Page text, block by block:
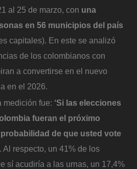
al 25 de marzo, con una
en 56 municipios del país
capitales). En este se analizó
de los colombianos con
a convertirse en el nuevo
en el 2026.
medición fue: ‘Si las elecciones
fueran el próximo
de que usted vote
. Al respecto, un 41% de los
sí acudiría a las urnas, un 17,4%